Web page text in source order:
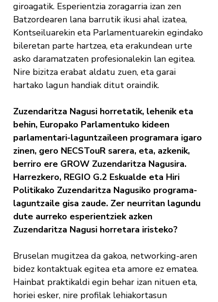
giroagatik. Esperientzia zoragarria izan zen
Batzordearen lana barrutik ikusi ahal izatea,
Kontseiluarekin eta Parlamentuarekin egindako
bileretan parte hartzea, eta erakundean urte
asko daramatzaten profesionalekin lan egitea.
Nire bizitza erabat aldatu zuen, eta garai
hartako lagun handiak ditut oraindik.
Zuzendaritza Nagusi horretatik, lehenik eta
behin, Europako Parlamentuko kideen
parlamentari-laguntzaileen programara igaro
zinen, gero NECSTouR sarera, eta, azkenik,
berriro ere GROW Zuzendaritza Nagusira.
Harrezkero, REGIO G.2 Eskualde eta Hiri
Politikako Zuzendaritza Nagusiko programa-
laguntzaile gisa zaude. Zer neurritan lagundu
dute aurreko esperientziek azken
Zuzendaritza Nagusi horretara iristeko?
Bruselan mugitzea da gakoa, networking-aren
bidez kontaktuak egitea eta amore ez ematea.
Hainbat praktikaldi egin behar izan nituen eta,
horiei esker, nire profilak lehiakortasun